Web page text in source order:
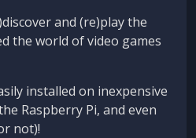
and (re)play the
the world of video games
installed on inexpensive
Raspberry Pi, and even
not)!